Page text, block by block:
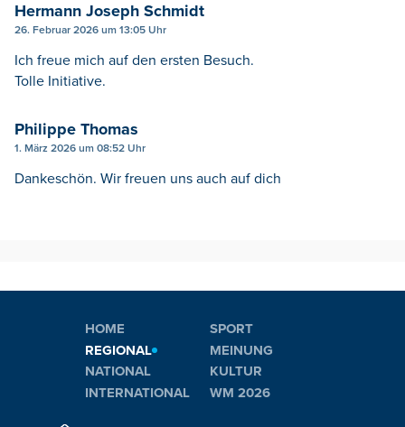
Hermann Joseph Schmidt
26. Februar 2026 um 13:05 Uhr
Ich freue mich auf den ersten Besuch.
Tolle Initiative.
Philippe Thomas
1. März 2026 um 08:52 Uhr
Dankeschön. Wir freuen uns auch auf dich
HOME
REGIONAL
NATIONAL
INTERNATIONAL
SPORT
MEINUNG
KULTUR
WM 2026